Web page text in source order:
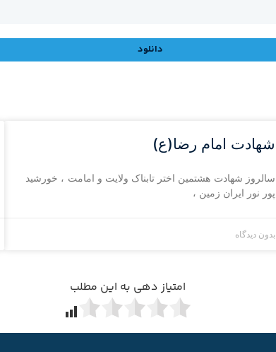
دانلود
شهادت امام رضا(ع)
سالروز شهادت هشتمین اختر تابناک ولایت و امامت ، خورشید
پور نور ایران زمین ،
بدون دیدگاه
امتیاز دهی به این مطلب